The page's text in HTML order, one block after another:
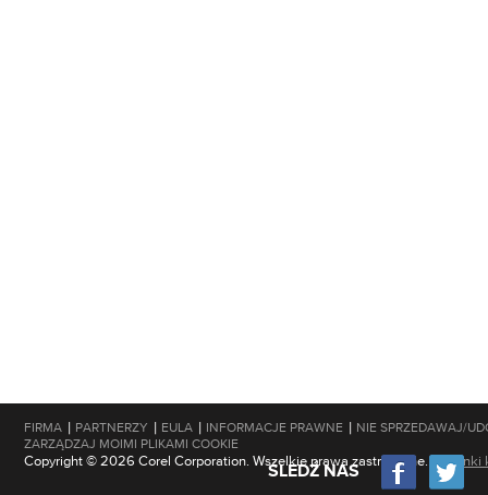
FIRMA | PARTNERZY | EULA | INFORMACJE PRAWNE | NIE SPRZEDAWAJ/
ZARZĄDZAJ MOIMI PLIKAMI COOKIE
Copyright © 2026 Corel Corporation. Wszelkie prawa zastrzeżone.
ŚLEDŹ NAS